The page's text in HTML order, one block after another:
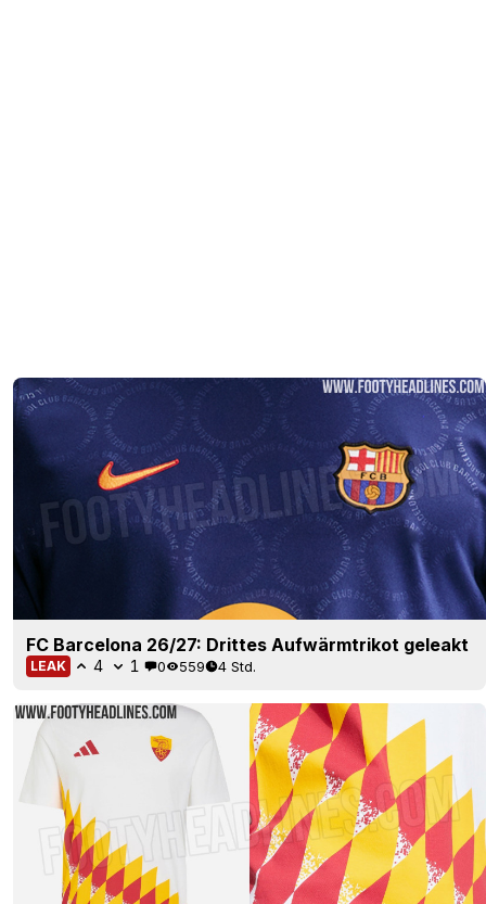
FC Barcelona 26/27: Drittes Aufwärmtrikot geleakt
LEAK 4 1 0 559 4 Std.